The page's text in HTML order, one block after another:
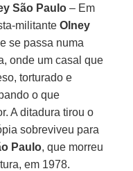
São Paulo – Em
militanteOlney
se passa numa
onde um casal que
torturado e
o que
A ditadura tirou o
sobreviveu para
Paulo, que morreu
em 1978.